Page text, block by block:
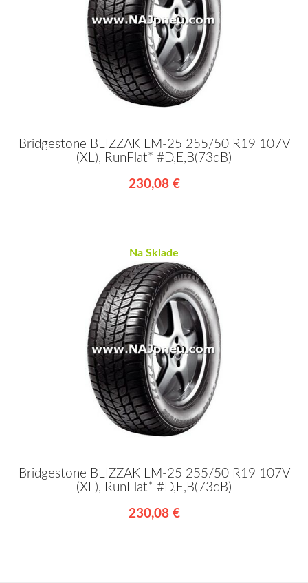
Bridgestone BLIZZAK LM-25 255/50 R19 107V
(XL), RunFlat* #D,E,B(73dB)
230,08 €
Na Sklade
Bridgestone BLIZZAK LM-25 255/50 R19 107V
(XL), RunFlat* #D,E,B(73dB)
230,08 €